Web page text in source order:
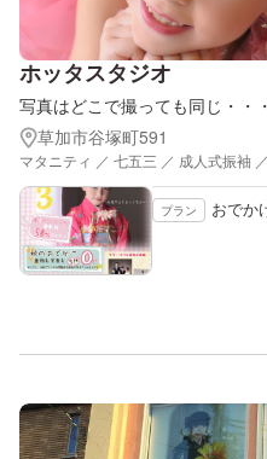
ホッタスタジオ
写真はどこで撮っても同じ・・
草加市谷塚町591
マタニティ ／ 七五三 ／ 成人式振袖
プラン おでか